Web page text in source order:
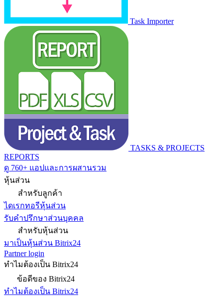
Task Importer
TASKS & PROJECTS
REPORTS
ดู 760+ แอปและการผสานรวม
หุ้นส่วน
สำหรับลูกค้า
ไดเรกทอรีหุ้นส่วน
รับคำปรึกษาส่วนบุคคล
สำหรับหุ้นส่วน
มาเป็นหุ้นส่วน Bitrix24
Partner login
ทำไมต้องเป็น Bitrix24
ข้อดีของ Bitrix24
ทำไมต้องเป็น Bitrix24